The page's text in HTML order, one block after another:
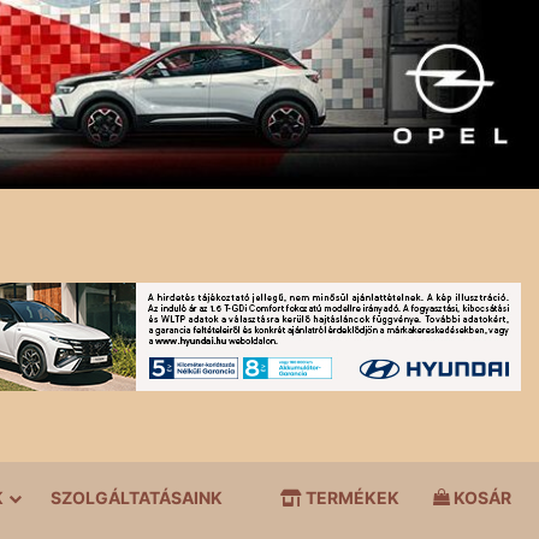
SZOLGÁLTATÁSAINK TERMÉKEK KOSÁR